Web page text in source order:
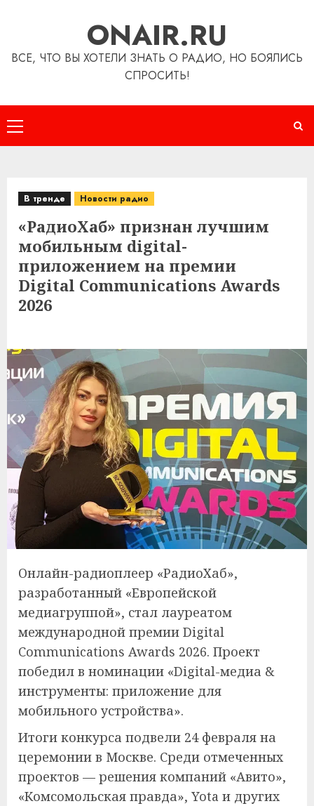
ONAIR.RU
ВСЕ, ЧТО ВЫ ХОТЕЛИ ЗНАТЬ О РАДИО, НО БОЯЛИСЬ
СПРОСИТЬ!
Основное
меню
В тренде Новости радио
«РадиоХаб» признан лучшим
мобильным digital-
приложением на премии
Digital Communications Awards
2026
Онлайн-радиоплеер «РадиоХаб»,
разработанный «Европейской
медиагруппой», стал лауреатом
международной премии Digital
Communications Awards 2026. Проект
победил в номинации «Digital-медиа &
инструменты: приложение для
мобильного устройства».
Итоги конкурса подвели 24 февраля на
церемонии в Москве. Среди отмеченных
проектов — решения компаний «Авито»,
«Комсомольская правда», Yota и других